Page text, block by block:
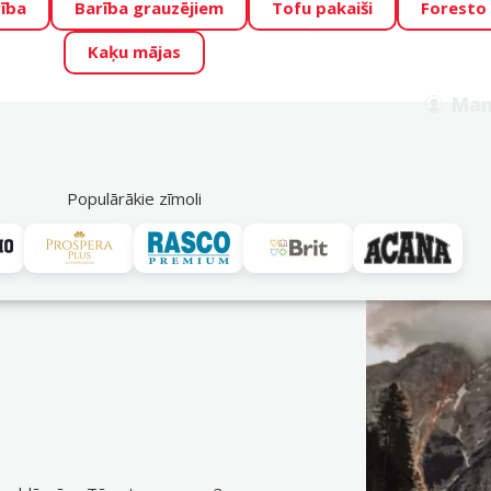
Zoo piedāvā lieliskas cenas mīluļu TOP barībām! 🍖 →
ŪSAIŅI”! Varbūt tieši Tavs mīlulis būs 2027. gada
Barība grauzējiem Tofu pakaiši
Foresto
Kaķu mājas
Populārākie zīmoli
Akciju piedāvājumi
Ontario
ērti DinoZoo e-veikalā jau tagad! Bezmaksas piegāde no